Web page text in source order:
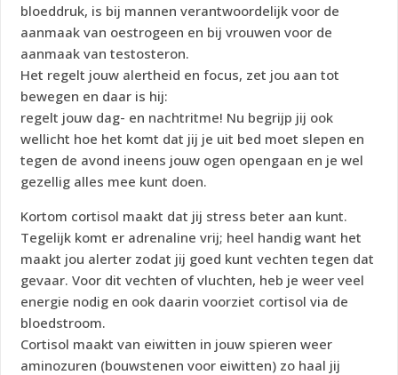
bloeddruk, is bij mannen verantwoordelijk voor de
aanmaak van oestrogeen en bij vrouwen voor de
aanmaak van testosteron.
Het regelt jouw alertheid en focus, zet jou aan tot
bewegen en daar is hij:
regelt jouw dag- en nachtritme! Nu begrijp jij ook
wellicht hoe het komt dat jij je uit bed moet slepen en
tegen de avond ineens jouw ogen opengaan en je wel
gezellig alles mee kunt doen.
Kortom cortisol maakt dat jij stress beter aan kunt.
Tegelijk komt er adrenaline vrij; heel handig want het
maakt jou alerter zodat jij goed kunt vechten tegen dat
gevaar. Voor dit vechten of vluchten, heb je weer veel
energie nodig en ook daarin voorziet cortisol via de
bloedstroom.
Cortisol maakt van eiwitten in jouw spieren weer
aminozuren (bouwstenen voor eiwitten) zo haal jij